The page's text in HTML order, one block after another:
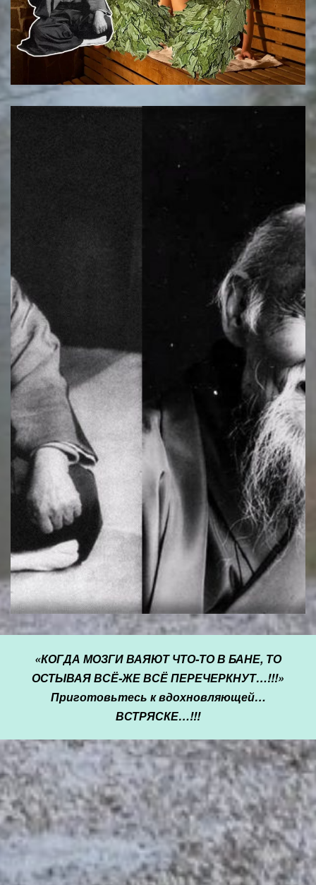
«КОГДА МОЗГИ ВАЯЮТ ЧТО-ТО В БАНЕ, ТО
ОСТЫВАЯ ВСЁ-ЖЕ ВСЁ ПЕРЕЧЕРКНУТ…!!!»
Приготовьтесь к вдохновляющей…
ВСТРЯСКЕ…!!!